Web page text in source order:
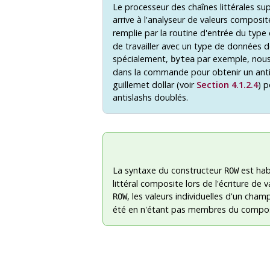
Le processeur des chaînes littérales
arrive à l'analyseur de valeurs
remplie par la routine d'entrée du
de travailler avec un type de données
spécialement, bytea par exemple,
dans la commande pour obtenir un
guillemet dollar (voir Section 4.1.2.4)
antislashs doublés.
La syntaxe du constructeur ROWest
littéral composite lors de l'écriture de
ROW, les valeurs individuelles d'un
été en n'étant pas membres du